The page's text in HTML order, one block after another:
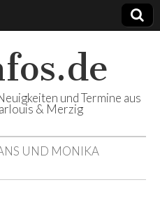
und Termine aus
& Merzig
UND MONIKA